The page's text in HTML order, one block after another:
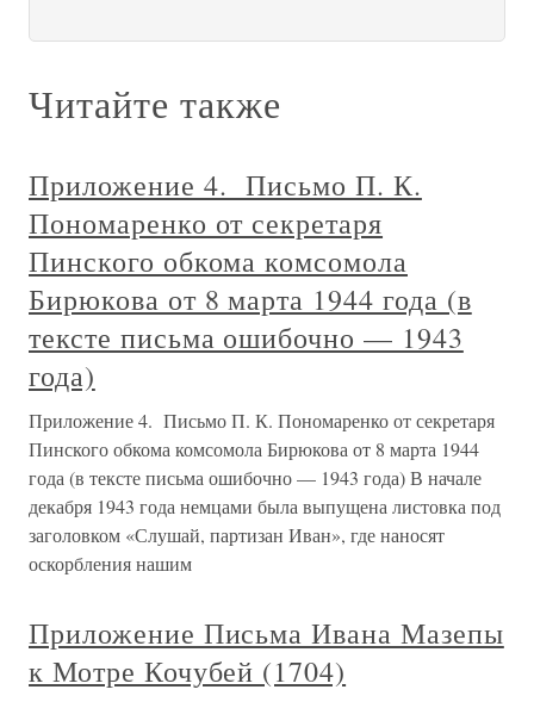
Читайте также
Приложение 4. Письмо П. К.
Пономаренко от секретаря
Пинского обкома комсомола
Бирюкова от 8 марта 1944 года (в
тексте письма ошибочно — 1943
года)
Приложение 4. Письмо П. К. Пономаренко от секретаря
Пинского обкома комсомола Бирюкова от 8 марта 1944
года (в тексте письма ошибочно — 1943 года) В начале
декабря 1943 года немцами была выпущена листовка под
заголовком «Слушай, партизан Иван», где наносят
оскорбления нашим
Приложение Письма Ивана Мазепы
к Мотре Кочубей (1704)